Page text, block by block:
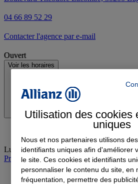
04 66 89 52 29
Contacter l'agence par e-mail
Ouvert
Voir les horaires
Lundi: 09:00-12:00, 14:00-18:00
Prendre rendez-vous à l'agence et en vidéo
Utilisation des cookies
uniques
Nous et nos partenaires utilisons
identifiants uniques afin d'améliorer
le site. Ces cookies et identifiants
personnaliser le contenu du site, en
fréquentation, permettre des